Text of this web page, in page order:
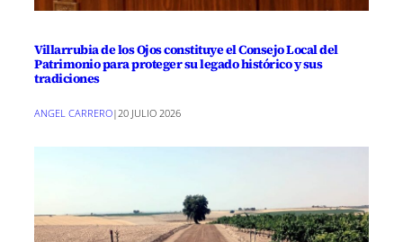
Villarrubia de los Ojos constituye el Consejo Local del
Patrimonio para proteger su legado histórico y sus
tradiciones
ANGEL CARRERO|20 JULIO 2026